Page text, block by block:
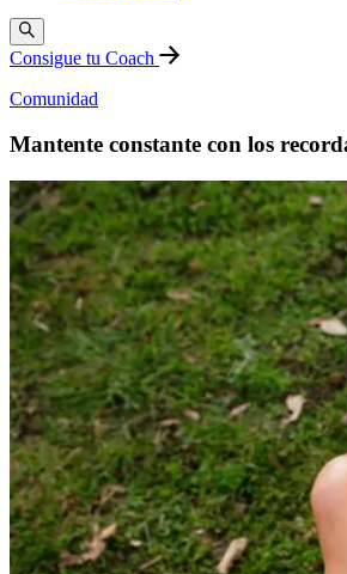
Consigue tu Coach
Comunidad
Mantente constante con los